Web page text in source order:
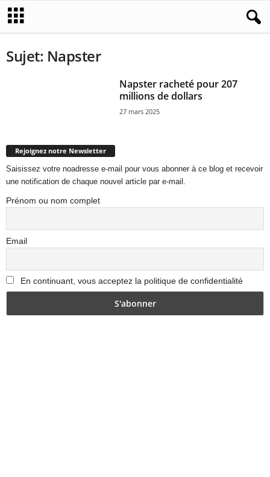
Sujet: Napster
Napster racheté pour 207
millions de dollars
27 mars 2025
Rejoignez notre Newsletter
Saisissez votre noadresse e-mail pour vous abonner à ce blog et recevoir
une notification de chaque nouvel article par e-mail.
Prénom ou nom complet
Email
En continuant, vous acceptez la politique de confidentialité